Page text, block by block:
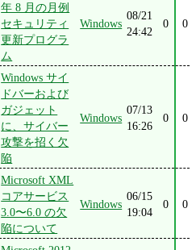
年 8 月の月例
セキュリティ
更新プログラ
ム
Windows
08/21
24:42
0 0
Windows サイ
ドバーおよび
ガジェット
に、サイバー
攻撃を招く欠
陥
Windows
07/13
16:26
0 0
Microsoft XML
コアサービス
3.0〜6.0 の欠
陥について
Windows
06/15
19:04
0 0